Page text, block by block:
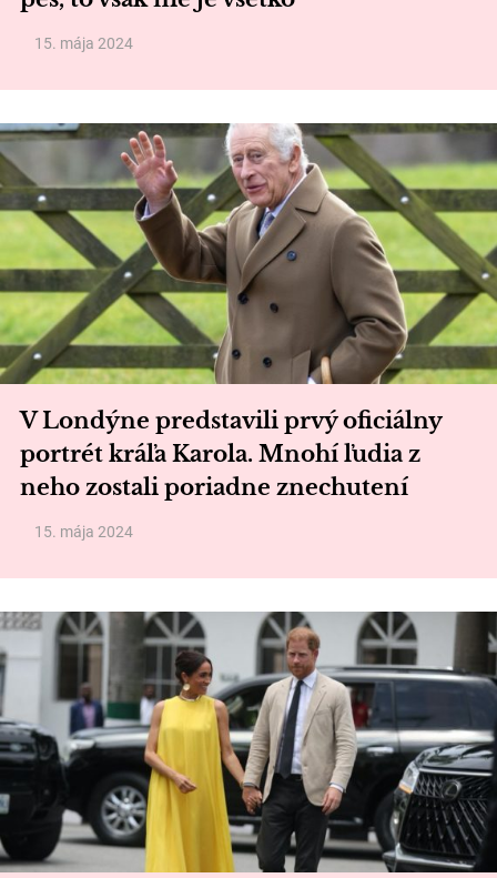
15. mája 2024
V Londýne predstavili prvý oficiálny
portrét kráľa Karola. Mnohí ľudia z
neho zostali poriadne znechutení
15. mája 2024